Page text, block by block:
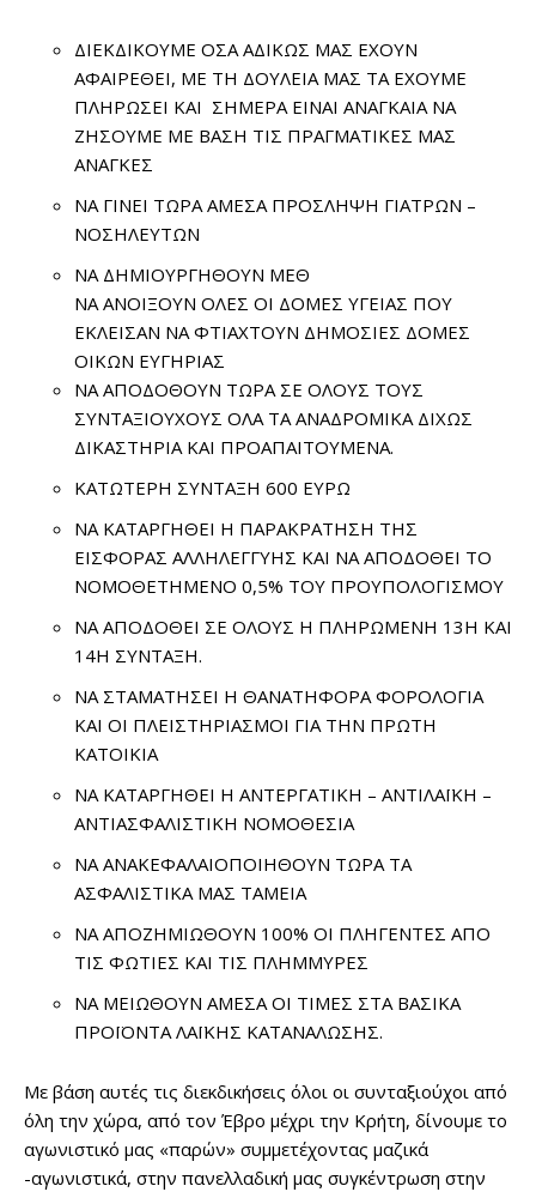
ΔΙΕΚΔΙΚΟΥΜΕ ΟΣΑ ΑΔΙΚΩΣ ΜΑΣ ΕΧΟΥΝ
ΑΦΑΙΡΕΘΕΙ, ΜΕ ΤΗ ΔΟΥΛΕΙΑ ΜΑΣ ΤΑ ΕΧΟΥΜΕ
ΠΛΗΡΩΣΕΙ ΚΑΙ ΣΗΜΕΡΑ ΕΙΝΑΙ ΑΝΑΓΚΑΙΑ ΝΑ
ΖΗΣΟΥΜΕ ΜΕ ΒΑΣΗ ΤΙΣ ΠΡΑΓΜΑΤΙΚΕΣ ΜΑΣ
ΑΝΑΓΚΕΣ
ΝΑ ΓΙΝΕΙ ΤΩΡΑ ΑΜΕΣΑ ΠΡΟΣΛΗΨΗ ΓΙΑΤΡΩΝ –
ΝΟΣΗΛΕΥΤΩΝ
ΝΑ ΔΗΜΙΟΥΡΓΗΘΟΥΝ ΜΕΘ
ΝΑ ΑΝΟΙΞΟΥΝ ΟΛΕΣ ΟΙ ΔΟΜΕΣ ΥΓΕΙΑΣ ΠΟΥ
ΕΚΛΕΙΣΑΝ ΝΑ ΦΤΙΑΧΤΟΥΝ ΔΗΜΟΣΙΕΣ ΔΟΜΕΣ
ΟΙΚΩΝ ΕΥΓΗΡΙΑΣ
ΝΑ ΑΠΟΔΟΘΟΥΝ ΤΩΡΑ ΣΕ ΟΛΟΥΣ ΤΟΥΣ
ΣΥΝΤΑΞΙΟΥΧΟΥΣ ΟΛΑ ΤΑ ΑΝΑΔΡΟΜΙΚΑ ΔΙΧΩΣ
ΔΙΚΑΣΤΗΡΙΑ ΚΑΙ ΠΡΟΑΠΑΙΤΟΥΜΕΝΑ.
ΚΑΤΩΤΕΡΗ ΣΥΝΤΑΞΗ 600 ΕΥΡΩ
ΝΑ ΚΑΤΑΡΓΗΘΕΙ Η ΠΑΡΑΚΡΑΤΗΣΗ ΤΗΣ
ΕΙΣΦΟΡΑΣ ΑΛΛΗΛΕΓΓΥΗΣ ΚΑΙ ΝΑ ΑΠΟΔΟΘΕΙ ΤΟ
ΝΟΜΟΘΕΤΗΜΕΝΟ 0,5% ΤΟΥ ΠΡΟΥΠΟΛΟΓΙΣΜΟΥ
ΝΑ ΑΠΟΔΟΘΕΙ ΣΕ ΟΛΟΥΣ Η ΠΛΗΡΩΜΕΝΗ 13Η ΚΑΙ
14Η ΣΥΝΤΑΞΗ.
ΝΑ ΣΤΑΜΑΤΗΣΕΙ Η ΘΑΝΑΤΗΦΟΡΑ ΦΟΡΟΛΟΓΙΑ
ΚΑΙ ΟΙ ΠΛΕΙΣΤΗΡΙΑΣΜΟΙ ΓΙΑ ΤΗΝ ΠΡΩΤΗ
ΚΑΤΟΙΚΙΑ
ΝΑ ΚΑΤΑΡΓΗΘΕΙ Η ΑΝΤΕΡΓΑΤΙΚΗ – ΑΝΤΙΛΑΪΚΗ –
ΑΝΤΙΑΣΦΑΛΙΣΤΙΚΗ ΝΟΜΟΘΕΣΙΑ
ΝΑ ΑΝΑΚΕΦΑΛΑΙΟΠΟΙΗΘΟΥΝ ΤΩΡΑ ΤΑ
ΑΣΦΑΛΙΣΤΙΚΑ ΜΑΣ ΤΑΜΕΙΑ
ΝΑ ΑΠΟΖΗΜΙΩΘΟΥΝ 100% ΟΙ ΠΛΗΓΕΝΤΕΣ ΑΠΟ
ΤΙΣ ΦΩΤΙΕΣ ΚΑΙ ΤΙΣ ΠΛΗΜΜΥΡΕΣ
ΝΑ ΜΕΙΩΘΟΥΝ ΑΜΕΣΑ ΟΙ ΤΙΜΕΣ ΣΤΑ ΒΑΣΙΚΑ
ΠΡΟΪΟΝΤΑ ΛΑΪΚΗΣ ΚΑΤΑΝΑΛΩΣΗΣ.
Με βάση αυτές τις διεκδικήσεις όλοι οι συνταξιούχοι από
όλη την χώρα, από τον Έβρο μέχρι την Κρήτη, δίνουμε το
αγωνιστικό μας «παρών» συμμετέχοντας μαζικά
-αγωνιστικά, στην πανελλαδική μας συγκέντρωση στην